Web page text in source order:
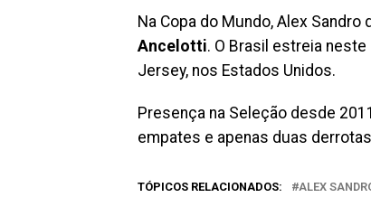
Na Copa do Mundo, Alex
Ancelotti. O Brasil estreia
Jersey, nos Estados Unidos.
Presença na Seleção desde
empates e apenas duas
TÓPICOS RELACIONADOS: ALEX